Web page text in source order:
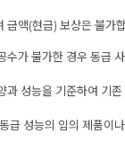
액(현금) 보상은 불가
수가 불가한 경우 동급
과 성능을 기준하여 기
급 성능의 임의 제품이